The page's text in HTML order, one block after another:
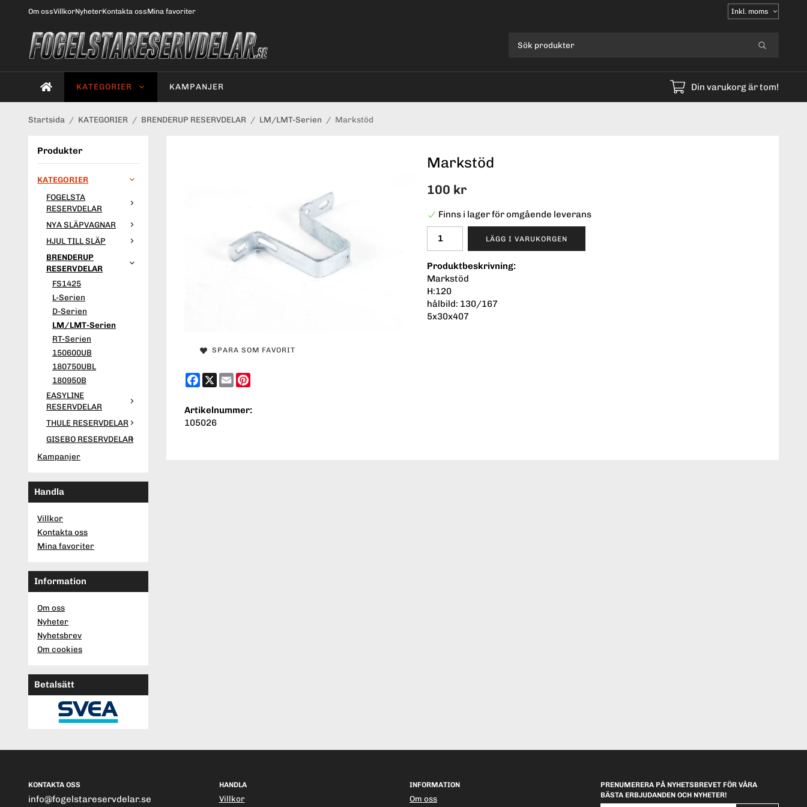
Om ossVillkorNyheterKontakta ossMina favoriter
Välj
moms
KATEGORIER KAMPANJER Din varukorg är tom!
Startsida / KATEGORIER / BRENDERUP RESERVDELAR / LM/LMT-Serien / Markstöd
Produkter
KATEGORIER
FOGELSTA
RESERVDELAR
NYA SLÄPVAGNAR
HJUL TILL SLÄP
BRENDERUP
RESERVDELAR
FS1425
L-Serien
D-Serien
LM/LMT-Serien
RT-Serien
150600UB
180750UBL
180950B
EASYLINE
RESERVDELAR
THULE RESERVDELAR
GISEBO RESERVDELAR
Kampanjer
Handla
Villkor
Kontakta oss
Mina favoriter
Information
Om oss
Nyheter
Nyhetsbrev
Om cookies
Betalsätt
Markstöd
100 kr
Finns i lager för omgående leverans
LÄGG I VARUKORGEN
Produktbeskrivning:
Markstöd
H:120
hålbild: 130/167
5x30x407
SPARA SOM FAVORIT
Facebook
X Email
Artikelnummer:
105026
KONTAKTA OSS
info@fogelstareservdelar.se
HANDLA
Villkor
INFORMATION
Om oss
PRENUMERERA PÅ NYHETSBREVET FÖR VÅRA
BÄSTA ERBJUDANDEN OCH NYHETER!